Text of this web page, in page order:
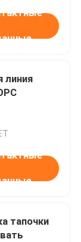
линия
тапочки